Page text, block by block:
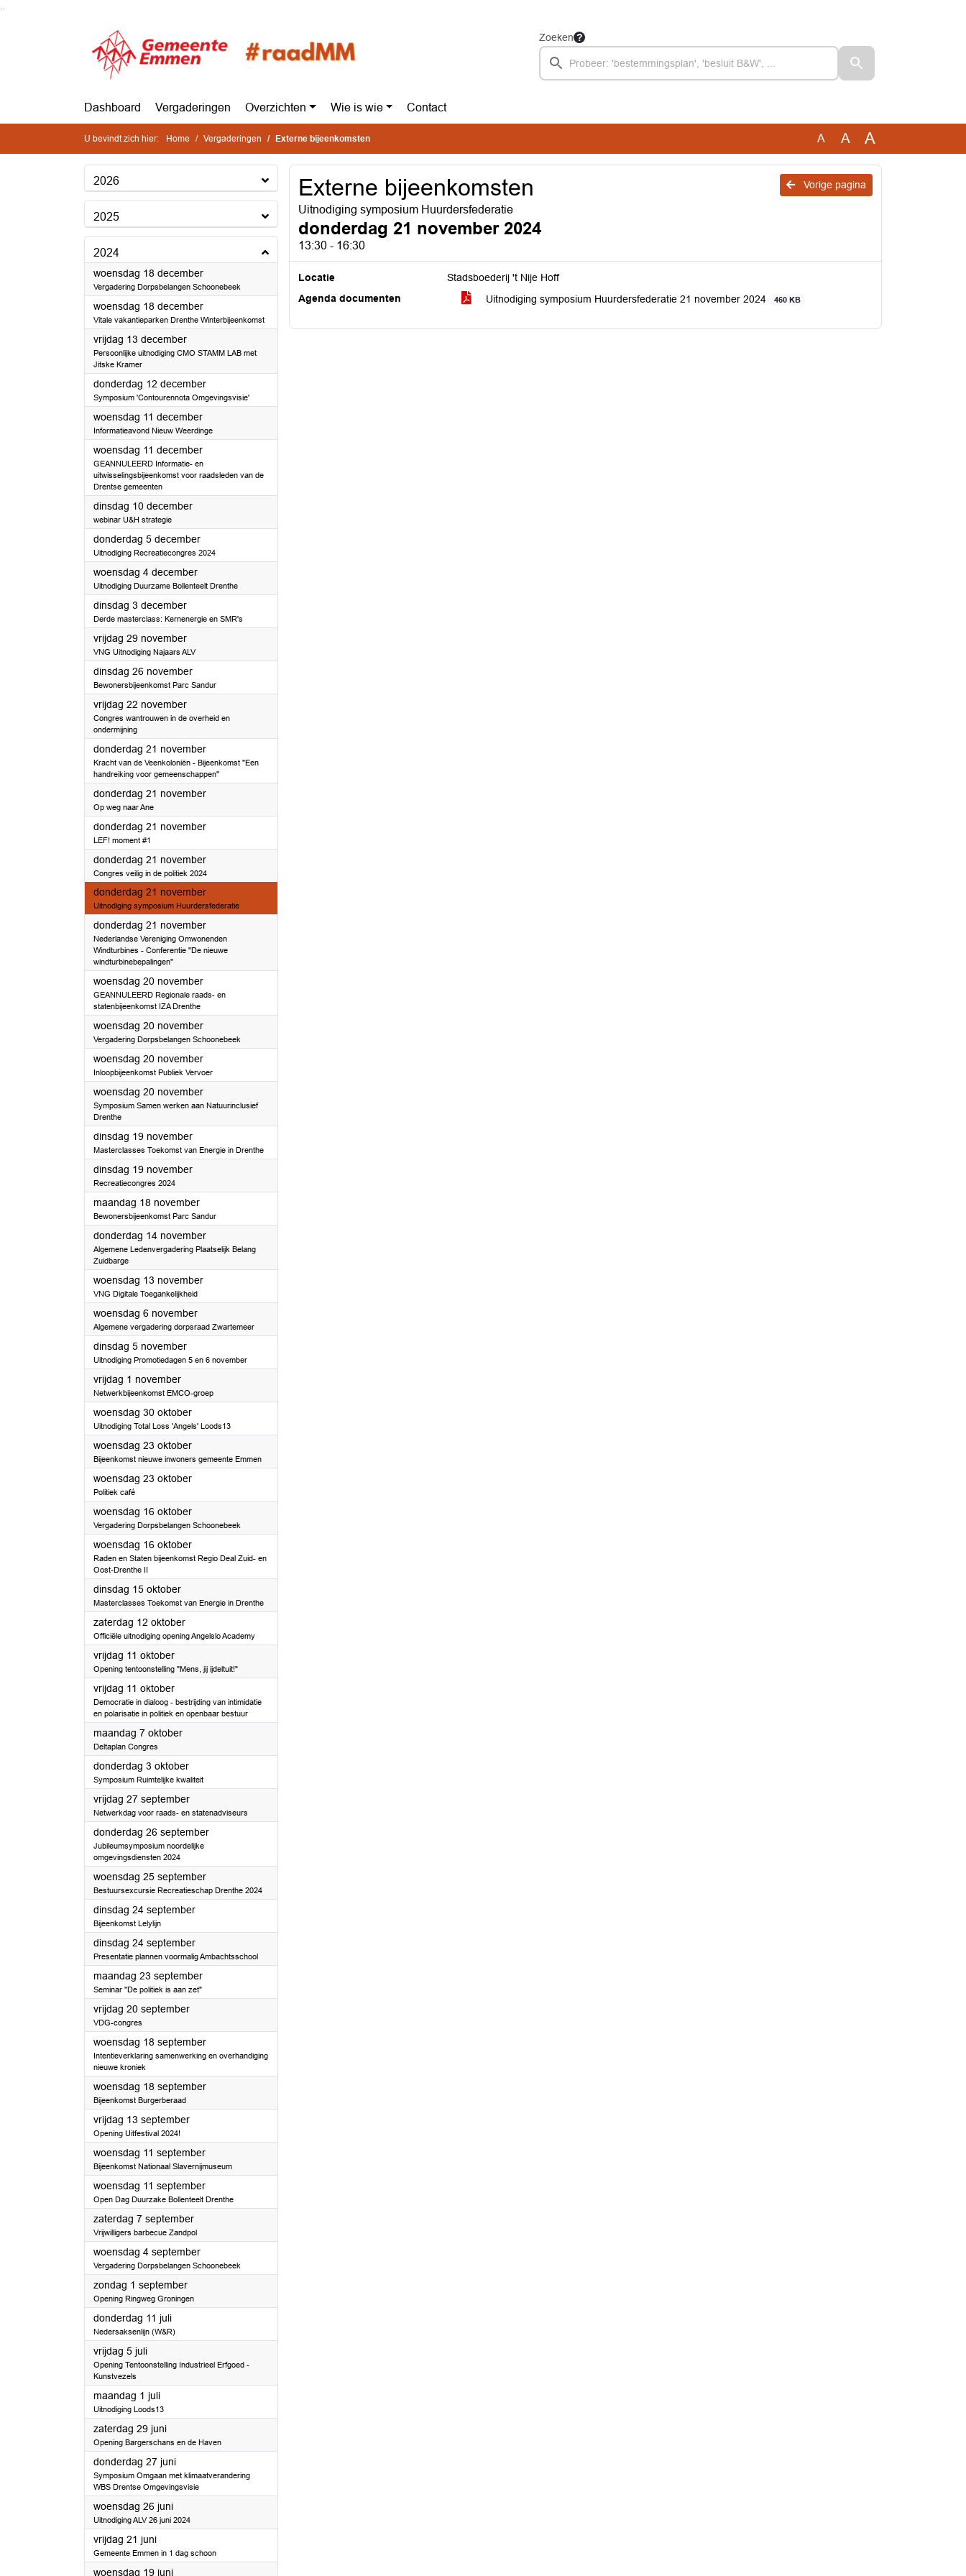
Zoeken
Dashboard Vergaderingen Overzichten Wie is wie Contact
U bevindt zich hier: Home Vergaderingen Externe bijeenkomsten A A A
2026
2025
2024
woensdag 18 december2024
Vergadering Dorpsbelangen Schoonebeek
woensdag 18 december2024
Vitale vakantieparken Drenthe Winterbijeenkomst
vrijdag 13 december2024
Persoonlijke uitnodiging CMO STAMM LAB met
Jitske Kramer
donderdag 12 december2024
Symposium 'Contourennota Omgevingsvisie'
woensdag 11 december2024
Informatieavond Nieuw Weerdinge
woensdag 11 december2024
GEANNULEERD Informatie- en
uitwisselingsbijeenkomst voor raadsleden van de
Drentse gemeenten
dinsdag 10 december2024
webinar U&H strategie
donderdag 5 december2024
Uitnodiging Recreatiecongres 2024
woensdag 4 december2024
Uitnodiging Duurzame Bollenteelt Drenthe
dinsdag 3 december2024
Derde masterclass: Kernenergie en SMR's
vrijdag 29 november2024
VNG Uitnodiging Najaars ALV
dinsdag 26 november2024
Bewonersbijeenkomst Parc Sandur
vrijdag 22 november2024
Congres wantrouwen in de overheid en
ondermijning
donderdag 21 november2024
Kracht van de Veenkoloniën - Bijeenkomst "Een
handreiking voor gemeenschappen"
donderdag 21 november2024
Op weg naar Ane
donderdag 21 november2024
LEF! moment #1
donderdag 21 november2024
Congres veilig in de politiek 2024
donderdag 21 november2024
Uitnodiging symposium Huurdersfederatie
donderdag 21 november2024
Nederlandse Vereniging Omwonenden
Windturbines - Conferentie "De nieuwe
windturbinebepalingen"
woensdag 20 november2024
GEANNULEERD Regionale raads- en
statenbijeenkomst IZA Drenthe
woensdag 20 november2024
Vergadering Dorpsbelangen Schoonebeek
woensdag 20 november2024
Inloopbijeenkomst Publiek Vervoer
woensdag 20 november2024
Symposium Samen werken aan Natuurinclusief
Drenthe
dinsdag 19 november2024
Masterclasses Toekomst van Energie in Drenthe
dinsdag 19 november2024
Recreatiecongres 2024
maandag 18 november2024
Bewonersbijeenkomst Parc Sandur
donderdag 14 november2024
Algemene Ledenvergadering Plaatselijk Belang
Zuidbarge
woensdag 13 november2024
VNG Digitale Toegankelijkheid
woensdag 6 november2024
Algemene vergadering dorpsraad Zwartemeer
dinsdag 5 november2024
Uitnodiging Promotiedagen 5 en 6 november
vrijdag 1 november2024
Netwerkbijeenkomst EMCO-groep
woensdag 30 oktober2024
Uitnodiging Total Loss 'Angels' Loods13
woensdag 23 oktober2024
Bijeenkomst nieuwe inwoners gemeente Emmen
woensdag 23 oktober2024
Politiek café
woensdag 16 oktober2024
Vergadering Dorpsbelangen Schoonebeek
woensdag 16 oktober2024
Raden en Staten bijeenkomst Regio Deal Zuid- en
Oost-Drenthe II
dinsdag 15 oktober2024
Masterclasses Toekomst van Energie in Drenthe
zaterdag 12 oktober2024
Officiële uitnodiging opening Angelslo Academy
vrijdag 11 oktober2024
Opening tentoonstelling "Mens, jij ijdeltuit!"
vrijdag 11 oktober2024
Democratie in dialoog - bestrijding van intimidatie
en polarisatie in politiek en openbaar bestuur
maandag 7 oktober2024
Deltaplan Congres
donderdag 3 oktober2024
Symposium Ruimtelijke kwaliteit
vrijdag 27 september2024
Netwerkdag voor raads- en statenadviseurs
donderdag 26 september2024
Jubileumsymposium noordelijke
omgevingsdiensten 2024
woensdag 25 september2024
Bestuursexcursie Recreatieschap Drenthe 2024
dinsdag 24 september2024
Bijeenkomst Lelylijn
dinsdag 24 september2024
Presentatie plannen voormalig Ambachtsschool
maandag 23 september2024
Seminar "De politiek is aan zet"
vrijdag 20 september2024
VDG-congres
woensdag 18 september2024
Intentieverklaring samenwerking en overhandiging
nieuwe kroniek
woensdag 18 september2024
Bijeenkomst Burgerberaad
vrijdag 13 september2024
Opening Uitfestival 2024!
woensdag 11 september2024
Bijeenkomst Nationaal Slavernijmuseum
woensdag 11 september2024
Open Dag Duurzake Bollenteelt Drenthe
zaterdag 7 september2024
Vrijwilligers barbecue Zandpol
woensdag 4 september2024
Vergadering Dorpsbelangen Schoonebeek
zondag 1 september2024
Opening Ringweg Groningen
donderdag 11 juli2024
Nedersaksenlijn (W&R)
vrijdag 5 juli2024
Opening Tentoonstelling Industrieel Erfgoed -
Kunstvezels
maandag 1 juli2024
Uitnodiging Loods13
zaterdag 29 juni2024
Opening Bargerschans en de Haven
donderdag 27 juni2024
Symposium Omgaan met klimaatverandering
WBS Drentse Omgevingsvisie
woensdag 26 juni2024
Uitnodiging ALV 26 juni 2024
vrijdag 21 juni2024
Gemeente Emmen in 1 dag schoon
woensdag 19 juni2024
Vorige pagina
Externe bijeenkomsten
Uitnodiging symposium Huurdersfederatie
donderdag 21 november 2024
13:30 - 16:30
Locatie
Stadsboederij 't Nije Hoff
Agenda documenten
Uitnodiging symposium Huurdersfederatie 21 november 2024 460 KB